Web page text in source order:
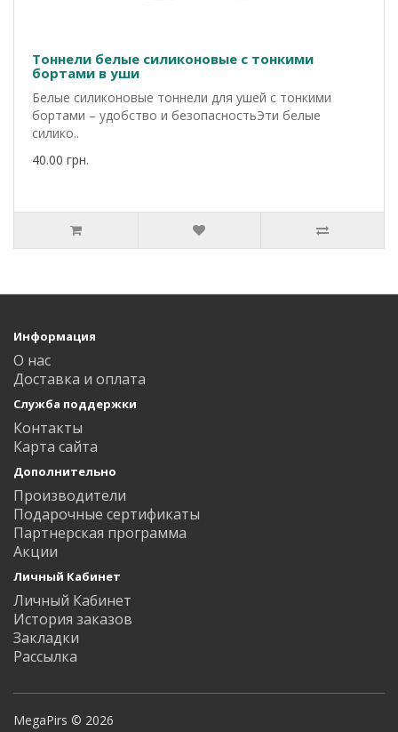
Тоннели белые силиконовые с тонкими
бортами в уши
Белые силиконовые тоннели для ушей с тонкими
бортами – удобство и безопасностьЭти белые
силико..
40.00 грн.
Информация
О нас
Доставка и оплата
Служба поддержки
Контакты
Карта сайта
Дополнительно
Производители
Подарочные сертификаты
Партнерская программа
Акции
Личный Кабинет
Личный Кабинет
История заказов
Закладки
Рассылка
MegaPirs © 2026